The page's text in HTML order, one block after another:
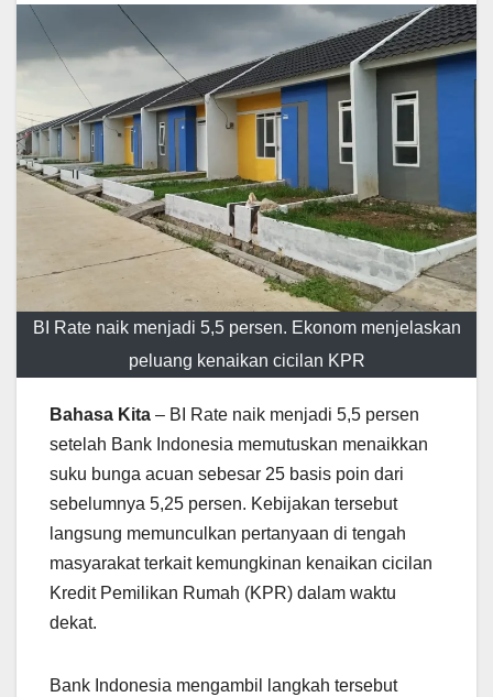
BI Rate naik menjadi 5,5 persen. Ekonom menjelaskan
peluang kenaikan cicilan KPR
Bahasa Kita – BI Rate naik menjadi 5,5 persen
setelah Bank Indonesia memutuskan menaikkan
suku bunga acuan sebesar 25 basis poin dari
sebelumnya 5,25 persen. Kebijakan tersebut
langsung memunculkan pertanyaan di tengah
masyarakat terkait kemungkinan kenaikan cicilan
Kredit Pemilikan Rumah (KPR) dalam waktu
dekat.
Bank Indonesia mengambil langkah tersebut